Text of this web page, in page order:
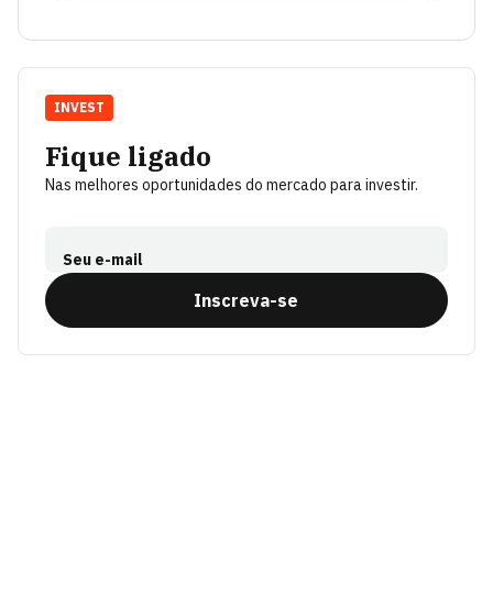
Fique ligado
Nas melhores oportunidades do mercado para investir.
Seu e-mail
Inscreva-se
INVEST